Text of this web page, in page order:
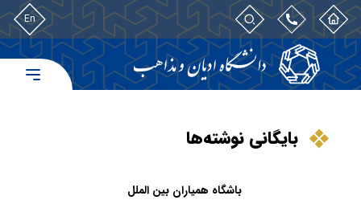
En
بایگانی نوشته‌ها
باشگاه همیاران بین الملل